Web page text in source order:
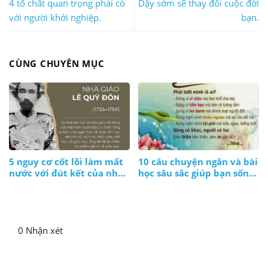
4 tố chất quan trọng phải có
với người khởi nghiệp.
Dậy sớm sẽ thay đổi cuộc đời
bạn.
CÙNG CHUYÊN MỤC
5 nguy cơ cốt lõi làm mất
nước với đút kết của nhà
10 câu chuyện ngắn và bài
học sâu sắc giúp bạn sống
0 Nhận xét